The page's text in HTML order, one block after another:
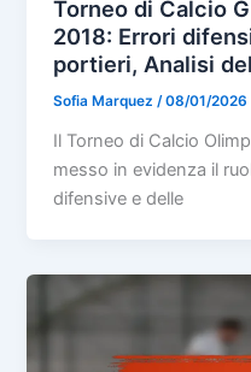
Torneo di Calcio
2018: Errori
portieri, Analisi
Sofia Marquez/08/01/2026
Il Torneo di Calcio
messo in evidenza il
difensive e delle